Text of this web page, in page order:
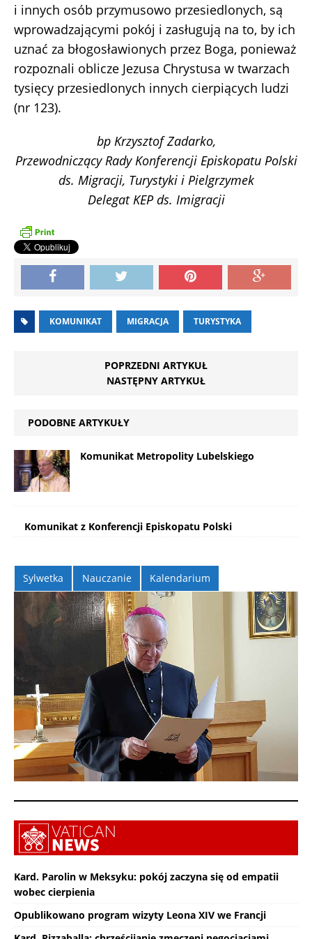
i innych osób przymusowo przesiedlonych, są
wprowadzającymi pokój i zasługują na to, by ich
uznać za błogosławionych przez Boga, ponieważ
rozpoznali oblicze Jezusa Chrystusa w twarzach
tysięcy przesiedlonych innych cierpiących ludzi
(nr 123).
bp Krzysztof Zadarko,
Przewodniczący Rady Konferencji Episkopatu Polski
ds. Migracji, Turystyki i Pielgrzymek
Delegat KEP ds. Imigracji
KOMUNIKAT MIGRACJA TURYSTYKA
POPRZEDNI ARTYKUŁ
NASTĘPNY ARTYKUŁ
PODOBNE ARTYKUŁY
Komunikat Metropolity Lubelskiego
Komunikat z Konferencji Episkopatu Polski
Sylwetka Nauczanie Kalendarium
Kard. Parolin w Meksyku: pokój zaczyna się od empatii
wobec cierpienia
Opublikowano program wizyty Leona XIV we Francji